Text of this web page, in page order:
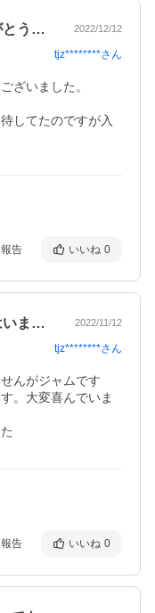
とても美味しかったです。ありがとうござ… 2022/12/12
tjz********さん
ざいました。
してたのですが入
告 いいね 0
娘に送ってもらったので食べてはいません… 2022/11/12
tjz********さん
んがジャムです
。大変喜んでいま
告 いいね 0